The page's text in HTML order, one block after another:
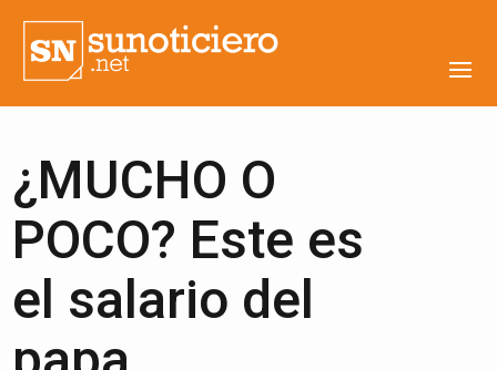
¿MUCHO O
POCO? Este es
el salario del